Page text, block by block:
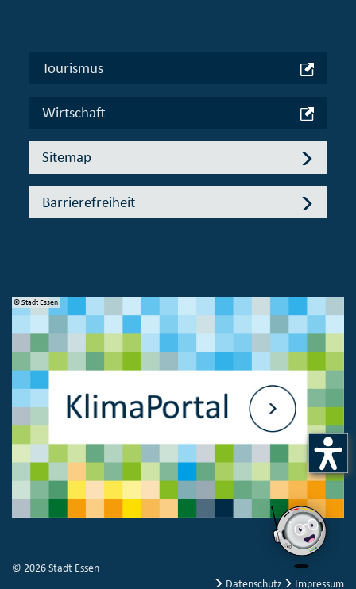
Tourismus
Wirtschaft
Sitemap
Barrierefreiheit
© Stadt Essen
© 2026 Stadt Essen
Datenschutz
Impressum